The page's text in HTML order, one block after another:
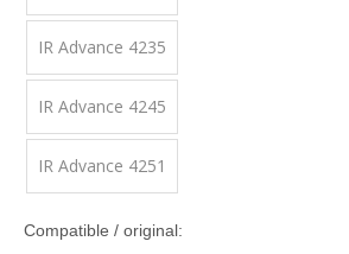
IR Advance 4235
IR Advance 4245
IR Advance 4251
Compatible / original: